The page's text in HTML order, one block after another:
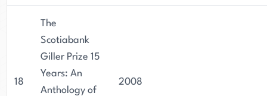
18
The
Scotiabank
Giller Prize 15
Years: An
Anthology of
2008